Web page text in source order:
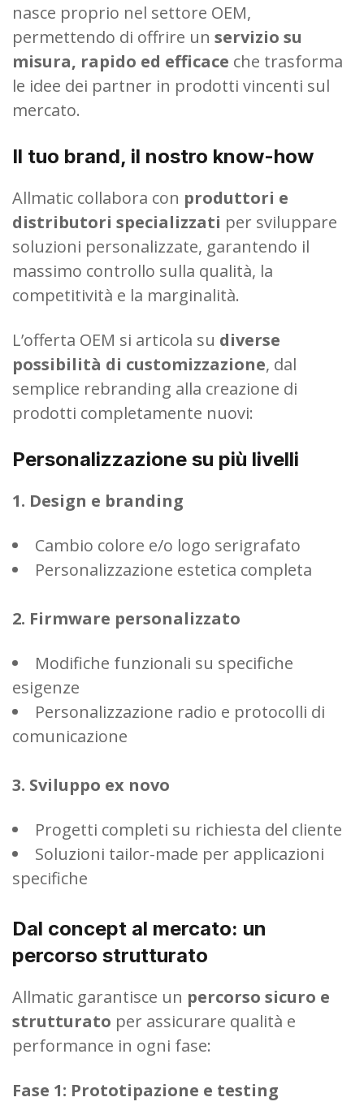
nasce proprio nel settore OEM,
permettendo di offrire un servizio su
misura, rapido ed efficace che trasforma
le idee dei partner in prodotti vincenti sul
mercato.
Il tuo brand, il nostro know-how
Allmatic collabora con produttori e
distributori specializzati per sviluppare
soluzioni personalizzate, garantendo il
massimo controllo sulla qualità, la
competitività e la marginalità.
L’offerta OEM si articola su diverse
possibilità di customizzazione, dal
semplice rebranding alla creazione di
prodotti completamente nuovi:
Personalizzazione su più livelli
1. Design e branding
Cambio colore e/o logo serigrafato
Personalizzazione estetica completa
2. Firmware personalizzato
Modifiche funzionali su specifiche
esigenze
Personalizzazione radio e protocolli di
comunicazione
3. Sviluppo ex novo
Progetti completi su richiesta del cliente
Soluzioni tailor-made per applicazioni
specifiche
Dal concept al mercato: un
percorso strutturato
Allmatic garantisce un percorso sicuro e
strutturato per assicurare qualità e
performance in ogni fase:
Fase 1: Prototipazione e testing